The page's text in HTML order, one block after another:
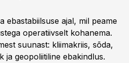
ebastabiilsuse ajal, mil peame
operatiivselt kohanema.
suunast: kliimakriis, sõda,
ja geopoliitiline ebakindlus.